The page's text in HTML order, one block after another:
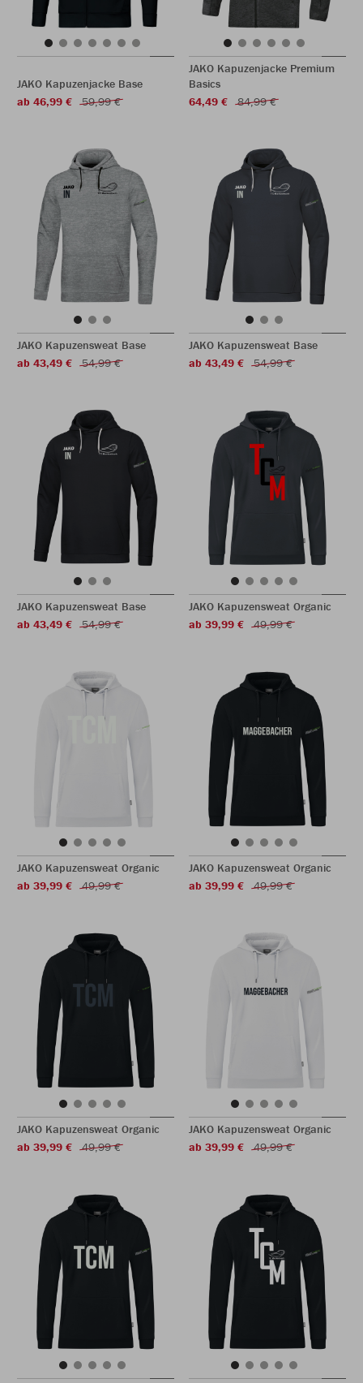
JAKO Kapuzenjacke Base
ab 46,99 €
59,99 €
JAKO Kapuzenjacke Premium
Basics
64,49 €
84,99 €
JAKO Kapuzensweat Base
ab 43,49 €
54,99 €
JAKO Kapuzensweat Base
ab 43,49 €
54,99 €
JAKO Kapuzensweat Base
ab 43,49 €
54,99 €
JAKO Kapuzensweat Organic
ab 39,99 €
49,99 €
JAKO Kapuzensweat Organic
ab 39,99 €
49,99 €
JAKO Kapuzensweat Organic
ab 39,99 €
49,99 €
JAKO Kapuzensweat Organic
ab 39,99 €
49,99 €
JAKO Kapuzensweat Organic
ab 39,99 €
49,99 €